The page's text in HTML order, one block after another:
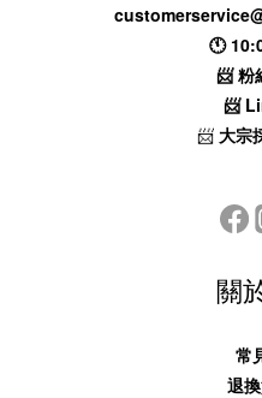
🕚
📨粉
📨
📨 大宗
關
常
退